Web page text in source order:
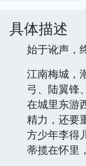
具体描述
始于讹声，
江南梅城，
弓、陆翼锋
在城里东游
精力，还要
方少年李得
蒂揽在怀里